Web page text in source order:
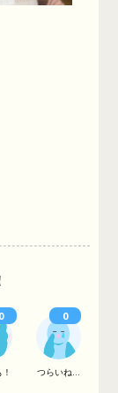
つらいね...
0 0